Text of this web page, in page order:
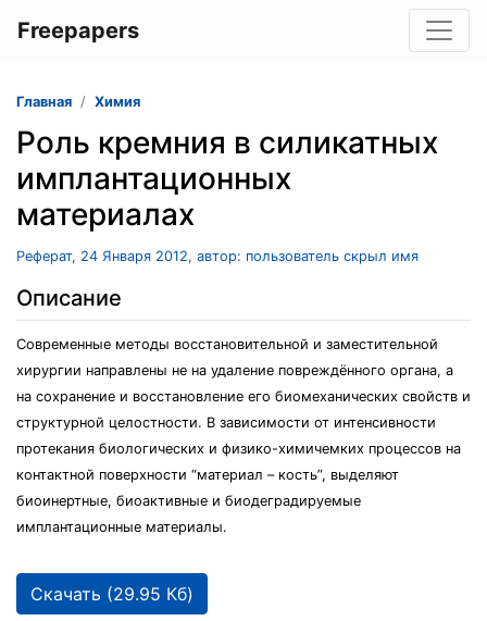
Freepapers
Главная Химия
Роль кремния в силикатных
имплантационных
материалах
Реферат, 24 Января 2012, автор: пользователь скрыл имя
Описание
Современные методы восстановительной и заместительной
хирургии направлены не на удаление повреждённого органа, а
на сохранение и восстановление его биомеханических свойств и
структурной целостности. В зависимости от интенсивности
протекания биологических и физико-химичемких процессов на
контактной поверхности “материал – кость”, выделяют
биоинертные, биоактивные и биодеградируемые
имплантационные материалы.
Скачать (29.95 Кб)